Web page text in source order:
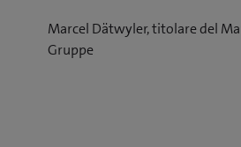
Marcel Dätwyler, titolare del
Gruppe